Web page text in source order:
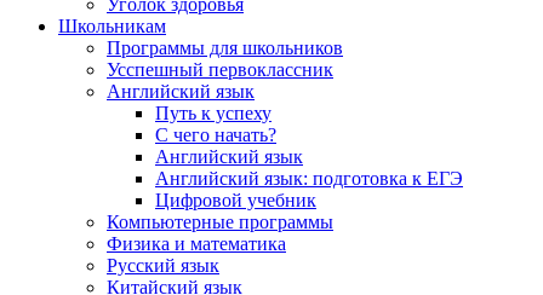
Школьникам
Программы для школьников
Усспешный первоклассник
Английский язык
Путь к успеху
С чего начать?
Английский язык
Английский язык: подготовка к ЕГЭ
Цифровой учебник
Компьютерные программы
Физика и математика
Русский язык
Китайский язык